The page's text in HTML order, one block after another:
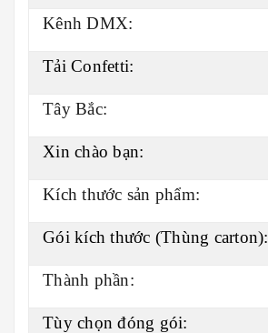
Kênh DMX:
Tải Confetti:
Tây Bắc:
Xin chào bạn:
Kích thước sản phẩm:
Gói kích thước (Thùng carton):
Thành phần:
Tùy chọn đóng gói: